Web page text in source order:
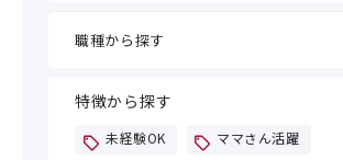
特徴から探す
未経験OK ママさん活躍